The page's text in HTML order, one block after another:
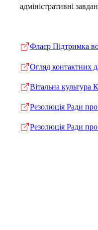
адміністративні
Флаєр Підтримка
Огляд контактних
Вітальна культура
Резолюція Ради
Резолюція Ради